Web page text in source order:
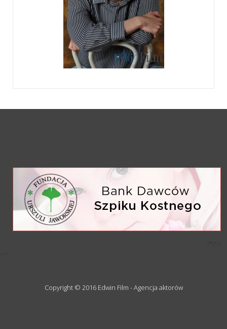
Copyright © 2016 Edwin Film - Agencja aktorów